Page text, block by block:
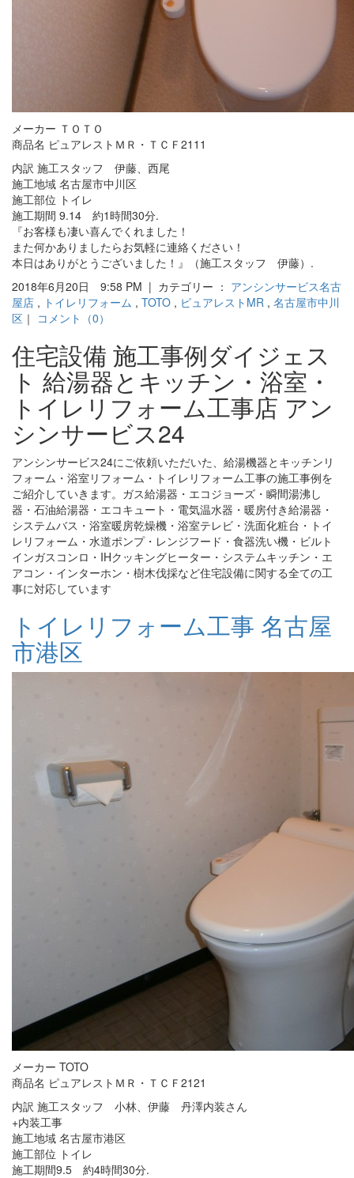
メーカー ＴＯＴＯ
商品名 ピュアレストＭＲ・ＴＣＦ2111
内訳 施工スタッフ 伊藤、西尾
施工地域 名古屋市中川区
施工部位 トイレ
施工期間 9.14 約1時間30分.
『お客様も凄い喜んでくれました！
また何かありましたらお気軽に連絡ください！
本日はありがとうございました！』（施工スタッフ 伊藤）.
2018年6月20日 9:58 PM | カテゴリー ： アンシンサービス名古
屋店 , トイレリフォーム , TOTO , ピュアレストMR , 名古屋市中川
区 ｜ コメント（0）
住宅設備 施工事例ダイジェス
ト 給湯器とキッチン・浴室・
トイレリフォーム工事店 アン
シンサービス24
アンシンサービス24にご依頼いただいた、給湯機器とキッチンリ
フォーム・浴室リフォーム・トイレリフォーム工事の施工事例を
ご紹介していきます。ガス給湯器・エコジョーズ・瞬間湯沸し
器・石油給湯器・エコキュート・電気温水器・暖房付き給湯器・
システムバス・浴室暖房乾燥機・浴室テレビ・洗面化粧台・トイ
レリフォーム・水道ポンプ・レンジフード・食器洗い機・ビルト
インガスコンロ・IHクッキングヒーター・システムキッチン・エ
アコン・インターホン・樹木伐採など住宅設備に関する全ての工
事に対応しています
トイレリフォーム工事 名古屋
市港区
メーカー TOTO
商品名 ピュアレストＭＲ・ＴＣＦ2121
内訳 施工スタッフ 小林、伊藤 丹澤内装さん
+内装工事
施工地域 名古屋市港区
施工部位 トイレ
施工期間9.5 約4時間30分.